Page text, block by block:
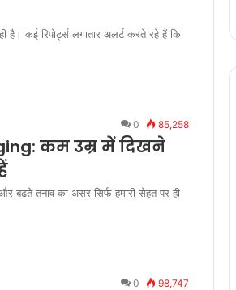
है। कई रिपोर्ट्स लगातार अलर्ट करते रहे हैं कि
0 85,258
कम उम्र में दिखने
बढ़ते तनाव का असर सिर्फ हमारी सेहत पर ही
0 98,747